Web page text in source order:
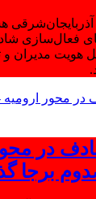
فعال‌سازی شاد
هویت مدیران
در